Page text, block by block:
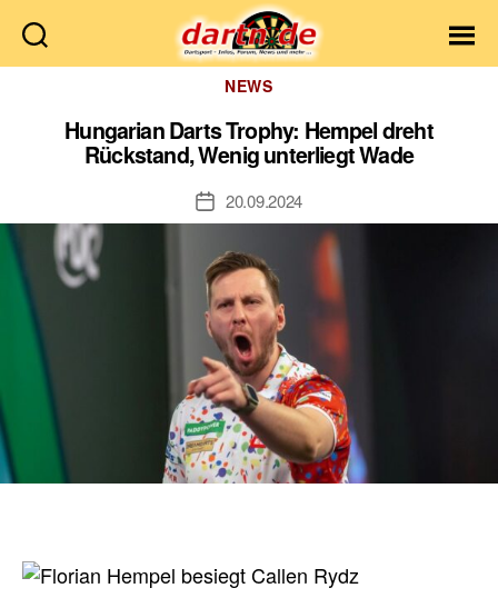
Dartn.de
Kategorien
NEWS
Hungarian Darts Trophy: Hempel dreht
Rückstand, Wenig unterliegt Wade
Veröffentlichungsdatum
20.09.2024